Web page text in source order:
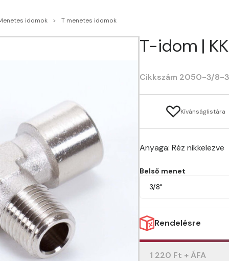
idomok T menetes idomok
T-idom |
Cikkszám 2050-3/8-
Kívánságlistára
Anyaga: Réz nikkelezve
Belső menet
3/8"
Rendelésre
1 220 Ft + ÁFA